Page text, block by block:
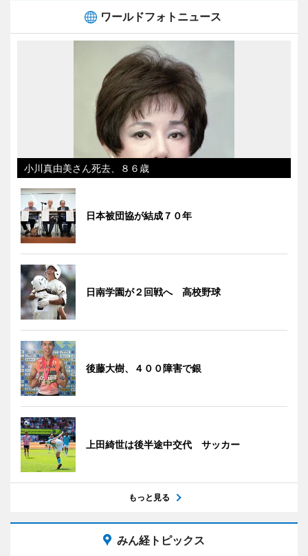
ワールドフォトニュース
小川真由美さん死去、８６歳
日本被団協が結成７０年
日南学園が２回戦へ 高校野球
後藤大樹、４００障害で銀
上田綺世は後半途中交代 サッカー
もっと見る
みん経トピックス